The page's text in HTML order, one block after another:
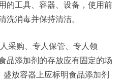
的工具、容器、设备，使用前
洗消毒并保持清洁。
购、专人保管、专人领
品添加剂的存放应有固定的场
盛放容器上应标明食品添加剂